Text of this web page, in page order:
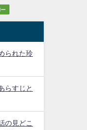
られた玲
らすじと
の見どこ